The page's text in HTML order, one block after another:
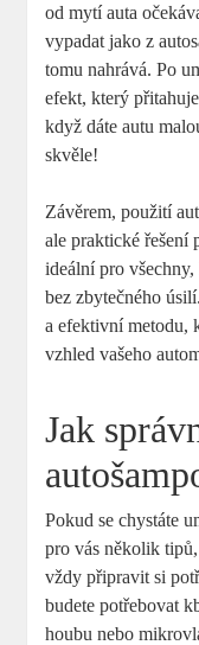
od mytí auta
vypadat jako z
tomu nahrává. Po
efekt, který
když dáte autu
skvěle!
Závěrem, použití
ale praktické řešení
ideální pro
bez zbytečného
a efektivní metodu,
vzhled vašeho
Jak
Pokud se chystáte
pro vás několik
vždy připravit si
budete potřebovat
houbu nebo